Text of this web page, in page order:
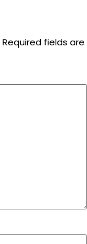
Required fields are